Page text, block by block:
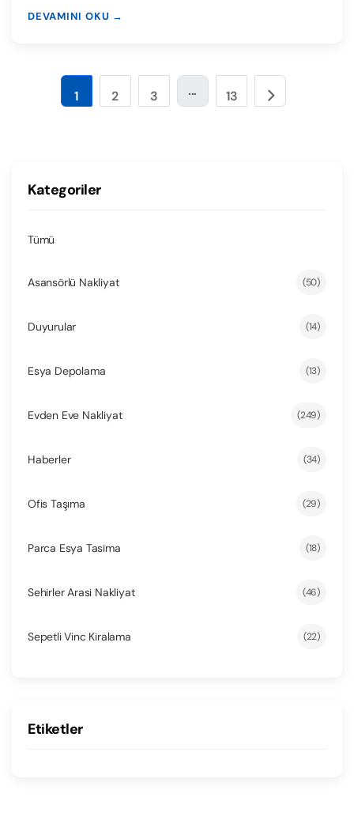
DEVAMINI OKU →
1 2 3 ... 13
Kategoriler
Tümü
Asansörlü Nakliyat (50)
Duyurular (14)
Esya Depolama (13)
Evden Eve Nakliyat (249)
Haberler (34)
Ofis Taşıma (29)
Parca Esya Tasima (18)
Sehirler Arasi Nakliyat (46)
Sepetli Vinc Kiralama (22)
Etiketler